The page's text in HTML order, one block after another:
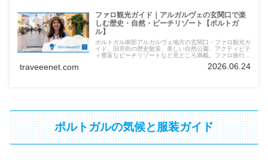
ファロ観光ガイド｜アルガルヴェの玄関口で楽
しむ歴史・自然・ビーチリゾート【ポルトガ
ル】
ポルトガル南部アルガルヴェ地方の玄関口・ファロ観光ガ
イド。旧市街の歴史散策、美しい自然公園、アクティビテ
ィ豊富なビーチリゾートなど見どころ満載。ファロ旅行の
traveeenet.com 2026.06.24
ポルトガルの気候と服装ガイド